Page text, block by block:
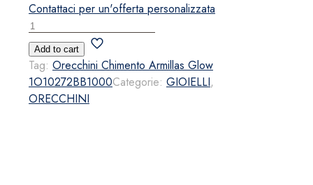
Contattaci per un'offerta personalizzata
Orecchini
Chimento
Armillas
Glow
1O10272BB1000
quantità
Add to cart
Tag: Orecchini Chimento Armillas Glow
1O10272BB1000Categorie: GIOIELLI,
ORECCHINI